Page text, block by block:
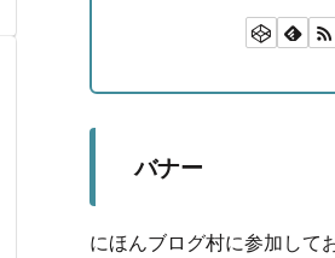
バナー
にほんブログ村に参加して